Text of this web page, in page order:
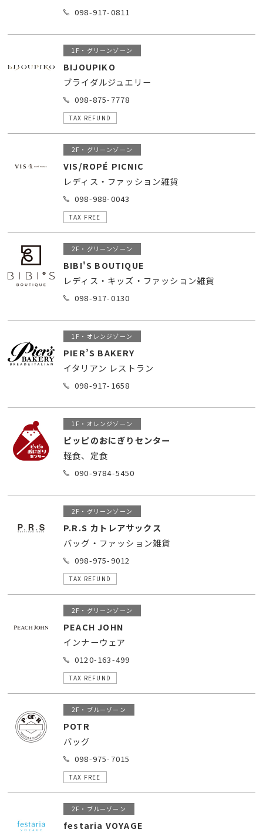
098-917-0811
1F・グリーンゾーン
BIJOUPIKO
ブライダルジュエリー
098-875-7778
TAX REFUND
2F・グリーンゾーン
VIS/ROPÉ PICNIC
レディス・ファッション雑貨
098-988-0043
TAX FREE
2F・グリーンゾーン
BIBI'S BOUTIQUE
レディス・キッズ・ファッション雑貨
098-917-0130
1F・オレンジゾーン
PIER’S BAKERY
イタリアン レストラン
098-917-1658
1F・オレンジゾーン
ピッピのおにぎりセンター
軽食、定食
090-9784-5450
2F・グリーンゾーン
P.R.S カトレアサックス
バッグ・ファッション雑貨
098-975-9012
TAX REFUND
2F・グリーンゾーン
PEACH JOHN
インナーウェア
0120-163-499
TAX REFUND
2F・ブルーゾーン
POTR
バッグ
098-975-7015
TAX FREE
2F・ブルーゾーン
festaria VOYAGE